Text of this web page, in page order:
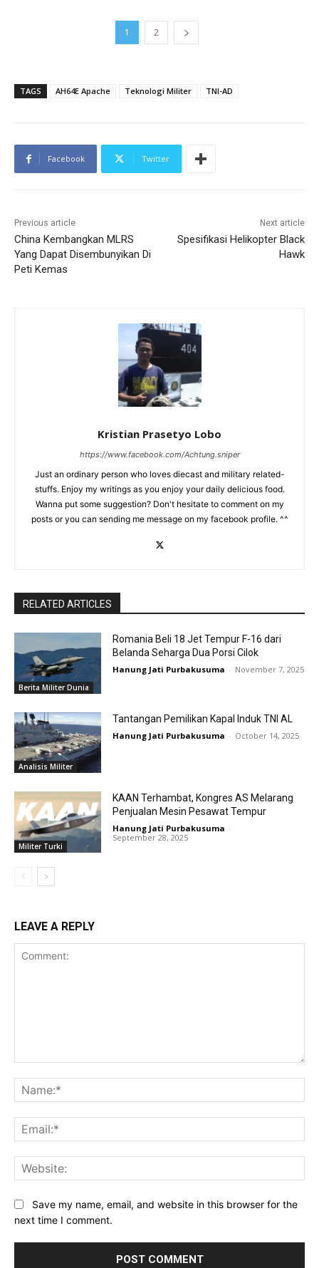
1 2
TAGS AH64E Apache Teknologi Militer TNI-AD
Facebook Twitter
Previous article
China Kembangkan MLRS
Yang Dapat Disembunyikan Di
Peti Kemas
Next article
Spesifikasi Helikopter Black
Hawk
Kristian Prasetyo Lobo
https://www.facebook.com/Achtung.sniper
Just an ordinary person who loves diecast and military related-
stuffs. Enjoy my writings as you enjoy your daily delicious food.
Wanna put some suggestion? Don't hesitate to comment on my
posts or you can sending me message on my facebook profile. ^^
RELATED ARTICLES
Berita Militer Dunia
Romania Beli 18 Jet Tempur F-16 dari
Belanda Seharga Dua Porsi Cilok
Hanung Jati Purbakusuma - November 7, 2025
Analisis Militer
Tantangan Pemilikan Kapal Induk TNI AL
Hanung Jati Purbakusuma - October 14, 2025
Militer Turki
KAAN Terhambat, Kongres AS Melarang
Penjualan Mesin Pesawat Tempur
Hanung Jati Purbakusuma -
September 28, 2025
LEAVE A REPLY
Save my name, email, and website in this browser for the
next time I comment.